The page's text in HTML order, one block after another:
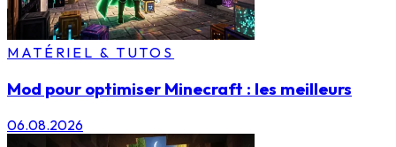
MATÉRIEL & TUTOS
Mod pour optimiser Minecraft : les meilleurs
06.08.2026